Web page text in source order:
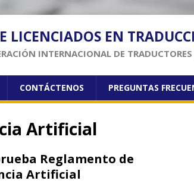
LICENCIADOS EN
INTERNACIONAL DE
CONTÁCTENOS PREGUNTAS
Artificial
Reglamento de
Artificial